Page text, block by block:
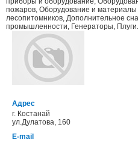
пожаров, Оборудование и материалы
лесопитомников, Дополнительное
промышленности, Генераторы, Плуги.
Адрес
г. Костанай
ул.Дулатова, 160
E-mail